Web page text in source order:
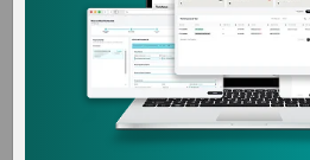
Consecuencias
administrar
el Anexo 24